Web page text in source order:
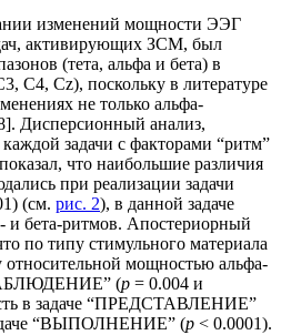
изменений мощности ЭЭГ
активирующих ЗСМ, был
(тета, альфа и бета) в
С4, Сz), поскольку в литературе
не только альфа-
Дисперсионный анализ,
задачи с факторами “ритм”
что наибольшие различия
при реализации задачи
(см. рис. 2), в данной задаче
и бета-ритмов. Апостериорный
по типу стимульного материала
мощностью альфа-
(р = 0.004 и
в задаче “ПРЕДСТАВЛЕНИЕ”
“ВЫПОЛНЕНИЕ” (р < 0.0001).